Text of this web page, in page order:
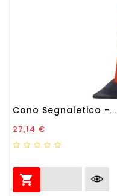
Cono Segnaletico -...
Prezzo
27,14 €
